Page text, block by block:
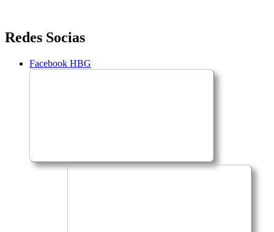
Saltar
para
conteúdo
Redes Socias
Facebook HBG